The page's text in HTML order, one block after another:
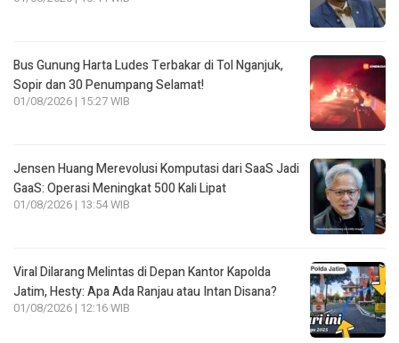
Bus Gunung Harta Ludes Terbakar di Tol Nganjuk,
Sopir dan 30 Penumpang Selamat!
01/08/2026 | 15:27 WIB
Jensen Huang Merevolusi Komputasi dari SaaS Jadi
GaaS: Operasi Meningkat 500 Kali Lipat
01/08/2026 | 13:54 WIB
Viral Dilarang Melintas di Depan Kantor Kapolda
Jatim, Hesty: Apa Ada Ranjau atau Intan Disana?
01/08/2026 | 12:16 WIB